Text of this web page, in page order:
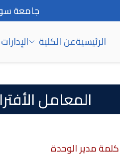
جامعة
الرئيسيةعن الكلية الإدارات
المعامل
كلمة مدير الوحدة